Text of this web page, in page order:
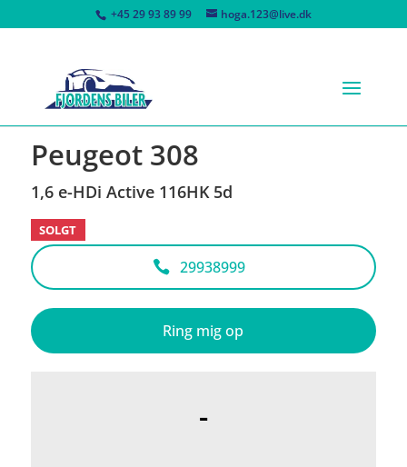
+45 29 93 89 99 hoga.123@live.dk
Tilbage til søgeresultat
Peugeot 308
1,6 e-HDi Active 116HK 5d
SOLGT
29938999
Ring mig op
-